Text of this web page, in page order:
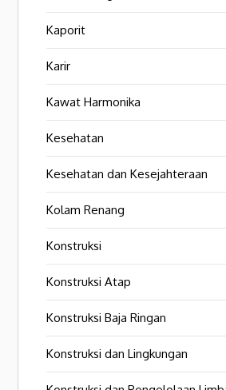
Kaporit
Karir
Kawat Harmonika
Kesehatan
Kesehatan dan Kesejahteraan
Kolam Renang
Konstruksi
Konstruksi Atap
Konstruksi Baja Ringan
Konstruksi dan Lingkungan